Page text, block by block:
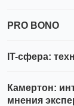
PRO BONO
IT-сфера:
Камертон:
мнения